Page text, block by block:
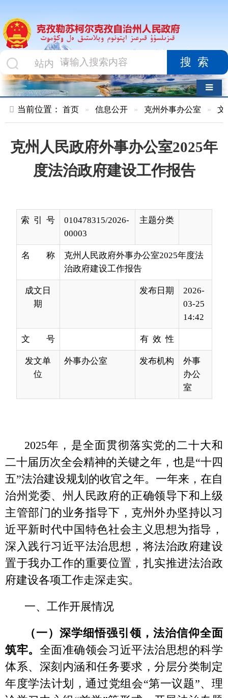
搜索
当前位置： 首页 信息公开 » 克州外事办公室 » 文件 正文
克州人民政府外事办公室2025年
度法治政府建设工作报告
治政府建设工作报告
期
03-25
文 号 有 效 性
发文单
2025年，是全面贯彻落实党的二十大和
二十届历次全会精神的关键之年，也是“十四
五”法治建设规划的收官之年。一年来，在自
近平新时代中国特色社会主义思想为指导，
深入践行习近平法治思想，将法治政府建设
置于我办工作的重要位置，扎实推进法治政
府建设各项工作走深走实。
一、工作开展情况
（一）深学细悟强引领，法治信仰全面
筑牢。全面准确领会习近平法治思想的科学
体系、深刻内涵和任务要求，分层分类制定
年度学法计划，通过党组会“第一议题”、理
论学习中心组“首学”等形式，开展法治专题
形成“关键少数”带动“绝大多数”的示范效
应。组织干部参与“法治讲堂·逢九必讲”培训
12期，人人都参加，覆盖率100%，参加“法
宣在线”年度普法考试率达到100%，队伍法
治意识、依法履职能力有效增强。
（二）责任压实强担当，法治效能全面